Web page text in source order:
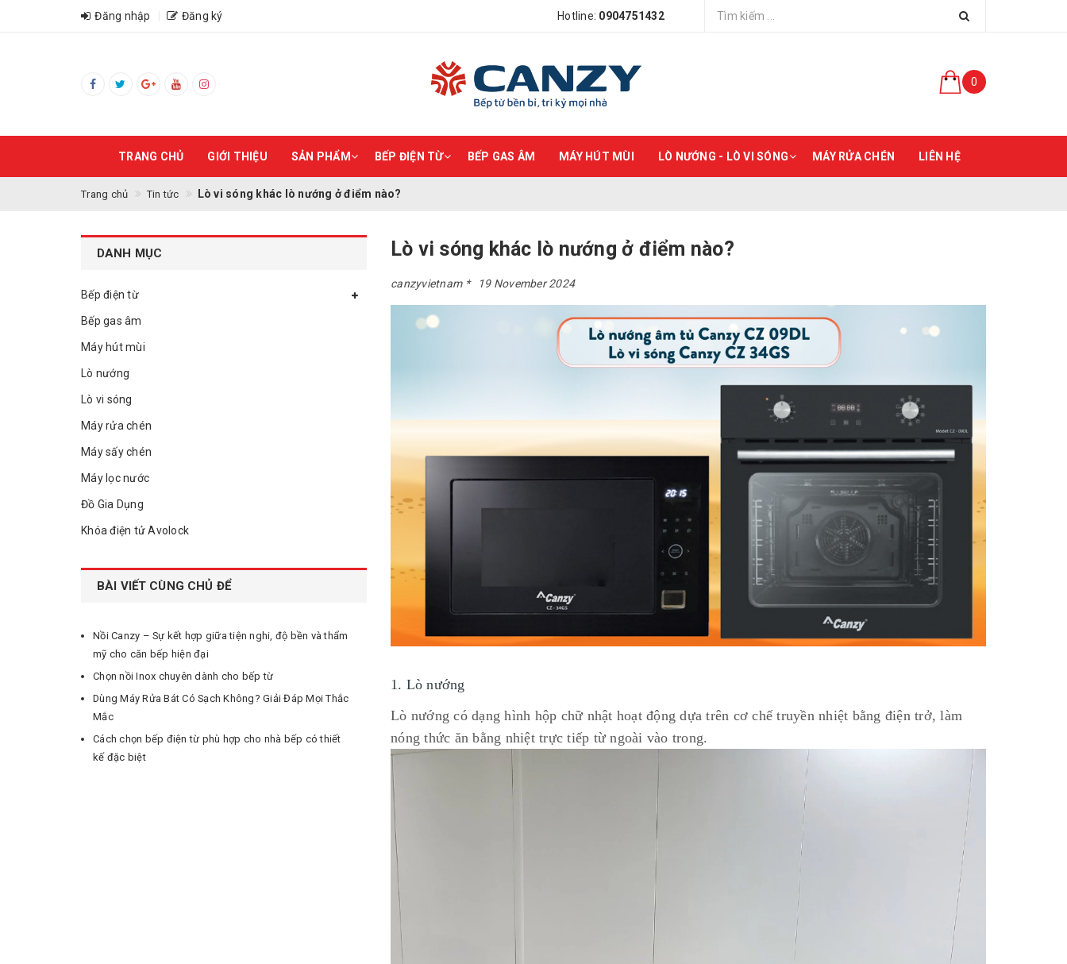
Đăng nhập Đăng ký Hotline: 0904751432
0
TRANG CHỦ GIỚI THIỆU SẢN PHẨM BẾP ĐIỆN TỪ BẾP GAS ÂM MÁY HÚT MÙI LÒ NƯỚNG - LÒ VI SÓNG MÁY RỬA CHÉN LIÊN HỆ
Trang chủ Tin tức Lò vi sóng khác lò nướng ở điểm nào?
Lò vi sóng khác lò nướng ở điểm nào?
canzyvietnam 19 November 2024
1. Lò nướng
Lò nướng có dạng hình hộp chữ nhật hoạt động dựa trên cơ chế truyền nhiệt bằng điện trở, làm
nóng thức ăn bằng nhiệt trực tiếp từ ngoài vào trong.
DANH MỤC
Bếp điện từ
Bếp gas âm
Máy hút mùi
Lò nướng
Lò vi sóng
Máy rửa chén
Máy sấy chén
Máy lọc nước
Đồ Gia Dụng
Khóa điện tử Avolock
BÀI VIẾT CÙNG CHỦ ĐỂ
Nồi Canzy – Sự kết hợp giữa tiện nghi, độ bền và thẩm
mỹ cho căn bếp hiện đại
Chọn nồi Inox chuyên dành cho bếp từ
Dùng Máy Rửa Bát Có Sạch Không? Giải Đáp Mọi Thắc
Mắc
Cách chọn bếp điện từ phù hợp cho nhà bếp có thiết
kế đặc biệt